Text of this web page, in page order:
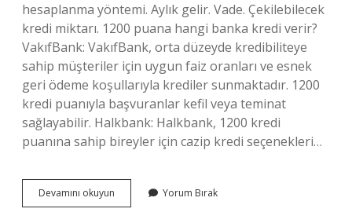
hesaplanma yöntemi. Aylık gelir. Vade. Çekilebilecek
kredi miktarı. 1200 puana hangi banka kredi verir?
VakıfBank: VakıfBank, orta düzeyde kredibiliteye
sahip müşteriler için uygun faiz oranları ve esnek
geri ödeme koşullarıyla krediler sunmaktadır. 1200
kredi puanıyla başvuranlar kefil veya teminat
sağlayabilir. Halkbank: Halkbank, 1200 kredi
puanına sahip bireyler için cazip kredi seçenekleri…
Devamını okuyun
Kaçta
Yorum Bırak